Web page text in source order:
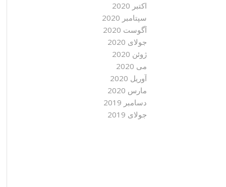
اکتبر 2020
سپتامبر 2020
آگوست 2020
جولای 2020
ژوئن 2020
می 2020
آوریل 2020
مارس 2020
دسامبر 2019
جولای 2019